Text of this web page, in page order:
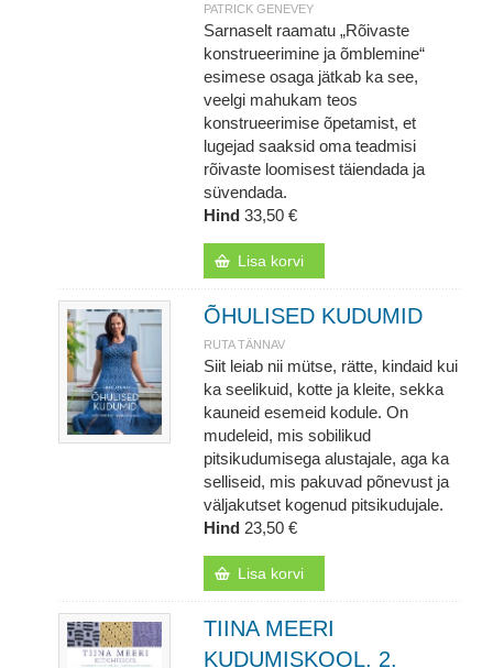
PATRICK GENEVEY
Sarnaselt raamatu „Rõivaste
konstrueerimine ja õmblemine“
esimese osaga jätkab ka see,
veelgi mahukam teos
konstrueerimise õpetamist, et
lugejad saaksid oma teadmisi
rõivaste loomisest täiendada ja
süvendada.
Hind 33,50 €
Lisa korvi
ÕHULISED KUDUMID
RUTA TÄNNAV
Siit leiab nii mütse, rätte, kindaid kui
ka seelikuid, kotte ja kleite, sekka
kauneid esemeid kodule. On
mudeleid, mis sobilikud
pitsikudumisega alustajale, aga ka
selliseid, mis pakuvad põnevust ja
väljakutset kogenud pitsikudujale.
Hind 23,50 €
Lisa korvi
TIINA MEERI
KUDUMISKOOL. 2.